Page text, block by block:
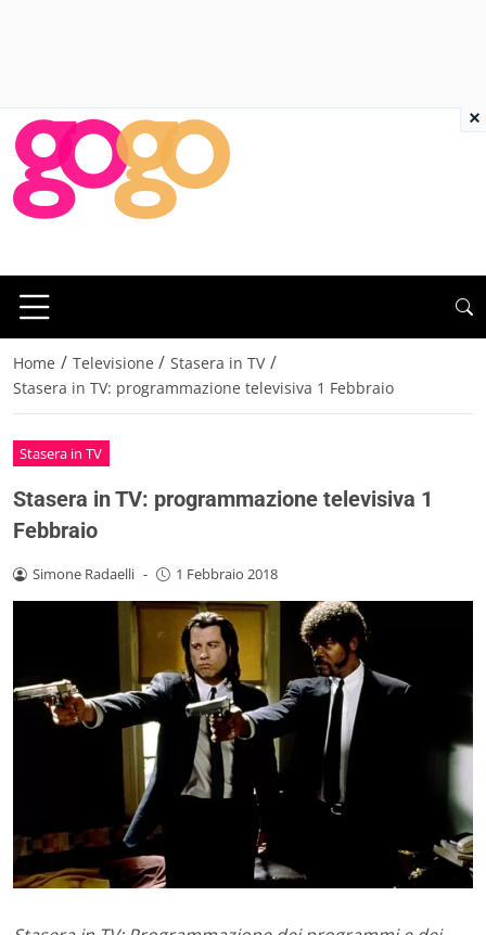
Home / Televisione / Stasera in TV /
Stasera in TV: programmazione televisiva 1 Febbraio
Stasera in TV
Stasera in TV: programmazione televisiva 1
Febbraio
Simone Radaelli - 1 Febbraio 2018
×